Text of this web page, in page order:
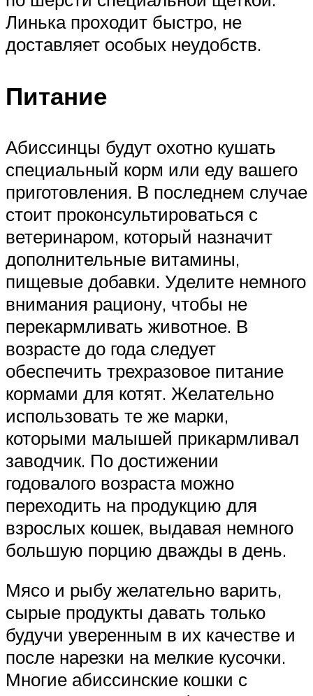
Линька проходит быстро, не
доставляет особых неудобств.
Питание
Абиссинцы будут охотно кушать
специальный корм или еду вашего
приготовления. В последнем случае
стоит проконсультироваться с
ветеринаром, который назначит
дополнительные витамины,
пищевые добавки. Уделите немного
внимания рациону, чтобы не
перекармливать животное. В
возрасте до года следует
обеспечить трехразовое питание
кормами для котят. Желательно
использовать те же марки,
которыми малышей прикармливал
заводчик. По достижении
годовалого возраста можно
переходить на продукцию для
взрослых кошек, выдавая немного
большую порцию дважды в день.
Мясо и рыбу желательно варить,
сырые продукты давать только
будучи уверенным в их качестве и
после нарезки на мелкие кусочки.
Многие абиссинские кошки с